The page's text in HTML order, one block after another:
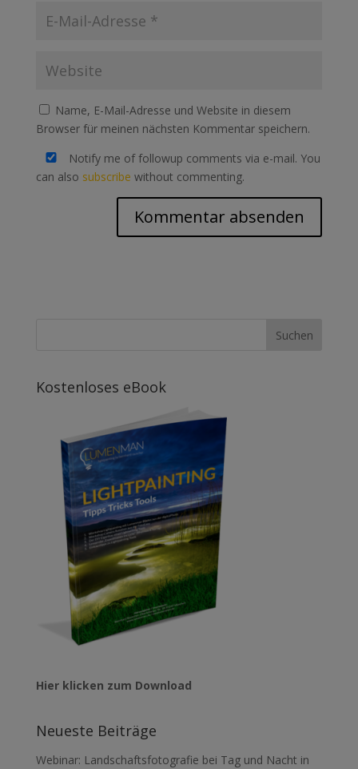
Name, E-Mail-Adresse und Website in diesem
Browser für meinen nächsten Kommentar speichern.
Notify me of followup comments via e-mail. You
can also subscribe without commenting.
Kostenloses eBook
Hier klicken zum Download
Neueste Beiträge
Webinar: Landschaftsfotografie bei Tag und Nacht in